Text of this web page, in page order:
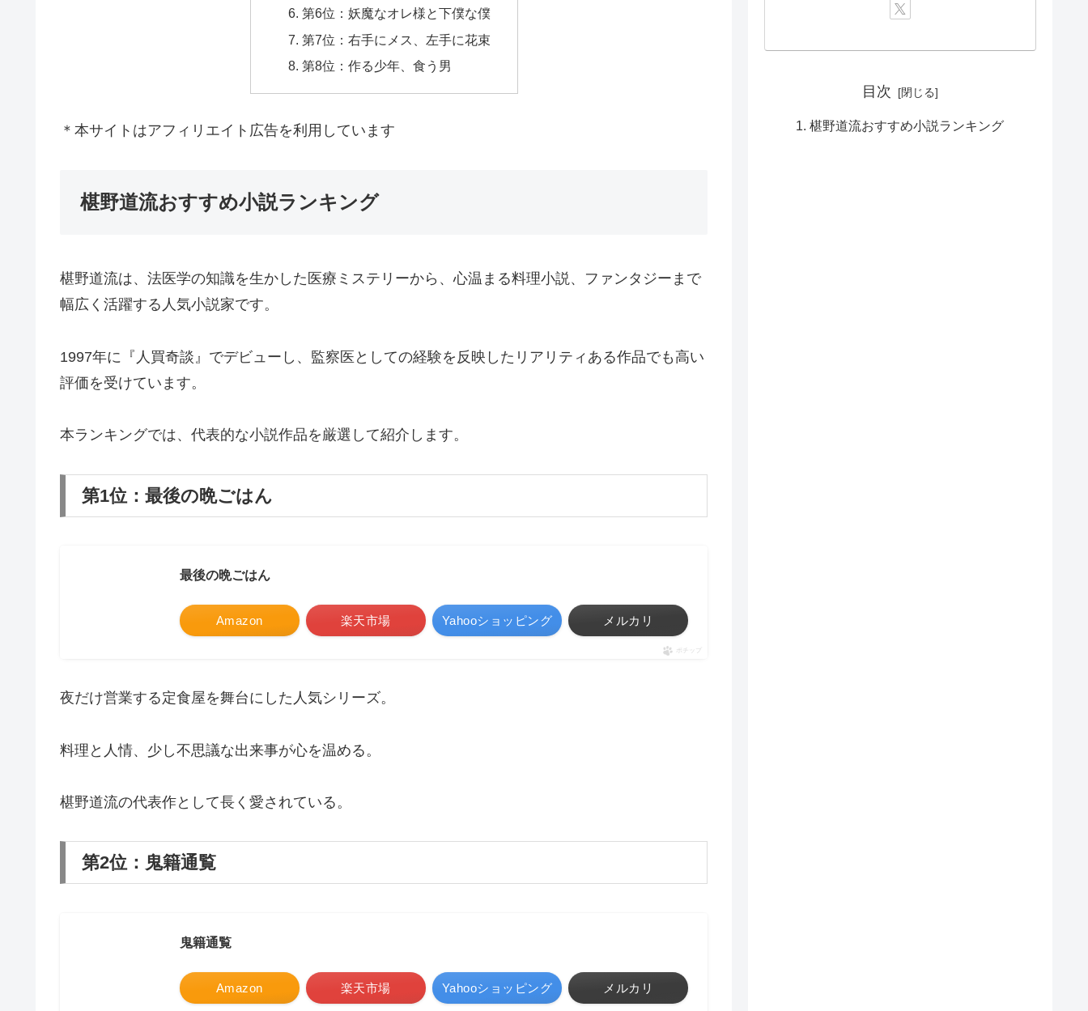
第6位：妖魔なオレ様と下僕な僕
第7位：右手にメス、左手に花束
第8位：作る少年、食う男
＊本サイトはアフィリエイト広告を利用しています
椹野道流おすすめ小説ランキング
椹野道流は、法医学の知識を生かした医療ミステリーから、心温まる料理小説、ファンタジーまで
幅広く活躍する人気小説家です。
1997年に『人買奇談』でデビューし、監察医としての経験を反映したリアリティある作品でも高い
評価を受けています。
本ランキングでは、代表的な小説作品を厳選して紹介します。
第1位：最後の晩ごはん
最後の晩ごはん
Amazon 楽天市場 Yahooショッピング メルカリ
ポチップ
夜だけ営業する定食屋を舞台にした人気シリーズ。
料理と人情、少し不思議な出来事が心を温める。
椹野道流の代表作として長く愛されている。
第2位：鬼籍通覧
鬼籍通覧
Amazon 楽天市場 Yahooショッピング メルカリ
目次
椹野道流おすすめ小説ランキング